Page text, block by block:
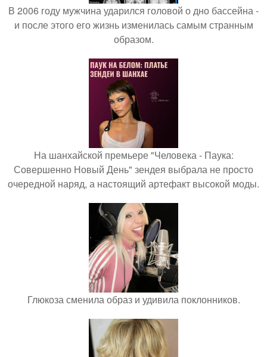
В 2006 году мужчина ударился головой о дно бассейна -
и после этого его жизнь изменилась самым странным
образом.
На шанхайской премьере "Человека - Паука:
Совершенно Новый День" зендея выбрала не просто
очередной наряд, а настоящий артефакт высокой моды.
Глюкоза сменила образ и удивила поклонников.